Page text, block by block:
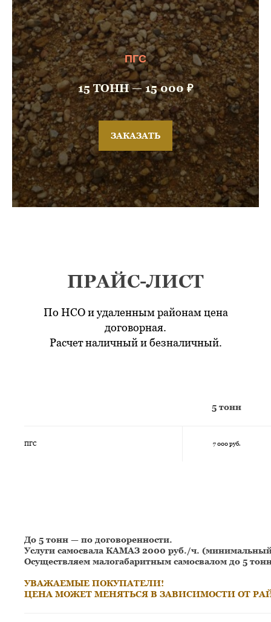
ПГС
15 ТОНН — 15 000 ₽
ЗАКАЗАТЬ
ПРАЙС-ЛИСТ
По НСО и удаленным районам цена
договорная.
Расчет наличный и безналичный.
5 тонн
ПГС 7 000 руб.
До 5 тонн — по договоренности.
Услуги самосвала КАМАЗ 2000 руб./ч. (минимальный
Осуществляем малогабаритным самосвалом до 5
УВАЖАЕМЫЕ ПОКУПАТЕЛИ!
ЦЕНА МОЖЕТ МЕНЯТЬСЯ В ЗАВИСИМОСТИ ОТ